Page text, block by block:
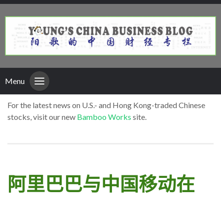
Menu
For the latest news on U.S.- and Hong Kong-traded Chinese
stocks, visit our new Bamboo Works site.
阿里巴巴与中国移动在